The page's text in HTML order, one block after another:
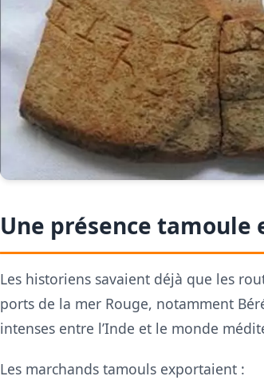
Une présence tamoule
Les historiens savaient déjà que les
ports de la mer Rouge, notamment
intenses entre l’Inde et le monde
Les marchands tamouls exportaient :